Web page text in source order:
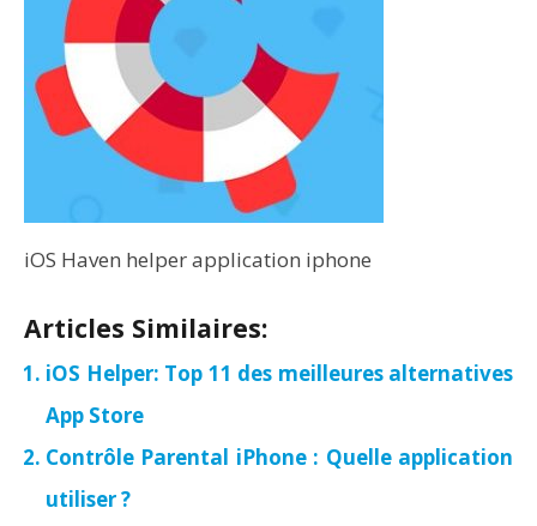
iOS Haven helper application iphone
Articles Similaires:
iOS Helper: Top 11 des meilleures alternatives
App Store
Contrôle Parental iPhone : Quelle application
utiliser ?